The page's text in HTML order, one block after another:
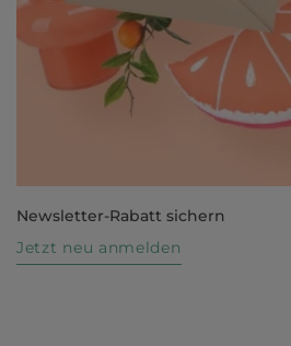
Newsletter-Rabatt sichern
Jetzt neu anmelden